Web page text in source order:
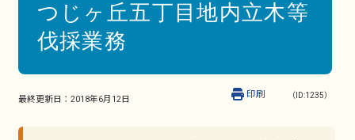
つじヶ丘五丁目地内立木等
伐採業務
最終更新日： 2018年6月12日 （ID:1235）
印刷